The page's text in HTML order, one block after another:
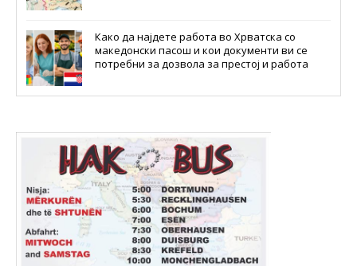
Како да најдете работа во Хрватска со
македонски пасош и кои документи ви се
потребни за дозвола за престој и работа